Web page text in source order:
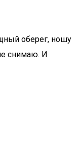
оберег, ношу
снимаю. И